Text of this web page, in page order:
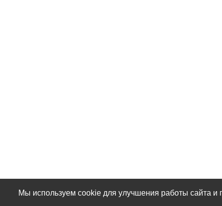
Мы используем cookie для улучшения работы сайта и